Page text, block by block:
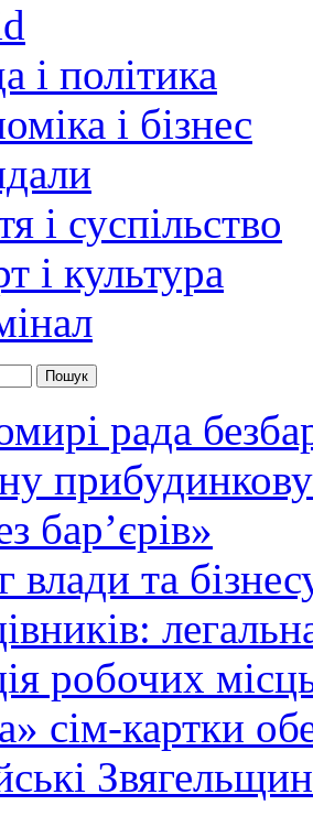
і політика
і бізнес
і суспільство
і культура
рада
бар’єрів»
влади та
робочих
сім-картки